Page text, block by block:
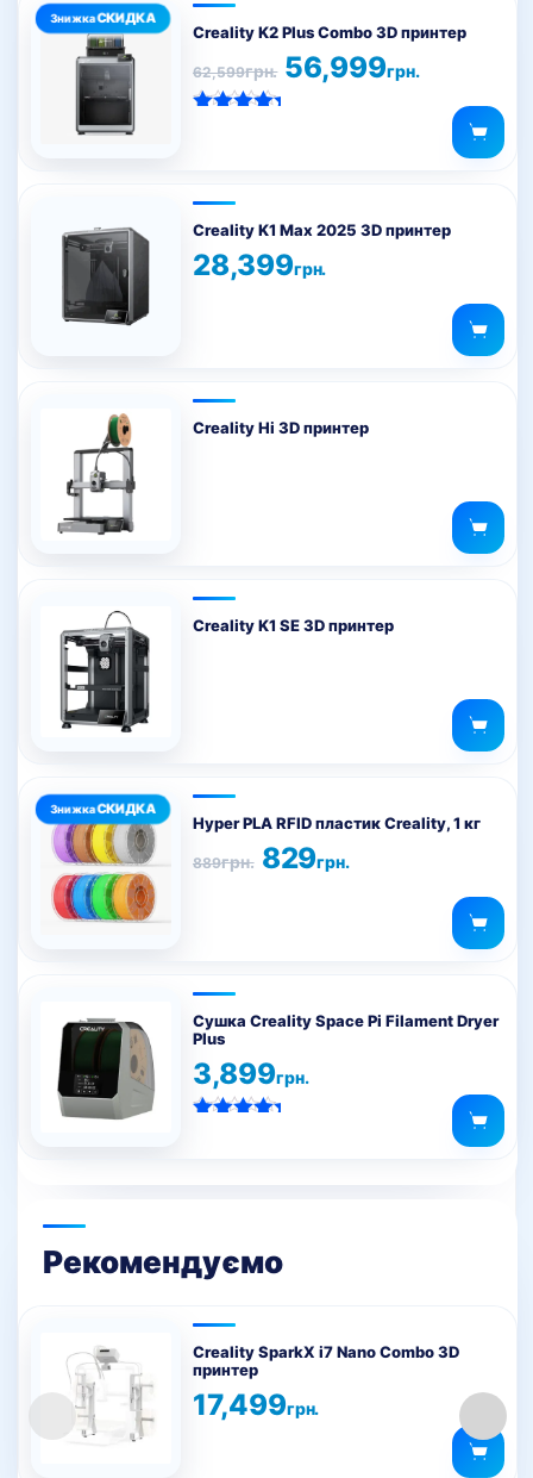
на
сторінці
товару
Creality K2 Plus Combo 3D принтер
62,599грн.
Оригінальна
ціна:
62,599грн..
56,999грн.
Поточна
ціна:
56,999грн..
Creality K1 Max 2025 3D принтер
28,399грн.
Creality Hi 3D принтер
Creality K1 SE 3D принтер
Hyper PLA RFID пластик Creality, 1 кг
889грн.
Оригінальна
ціна:
829грн.
Поточна
ціна:
Цей
товар
має
кілька
варіантів.
сторінці
товару
Сушка Creality Space Pi Filament Dryer
Plus
3,899грн.
Рекомендуємо
Creality SparkX i7 Nano Combo 3D
принтер
17,499грн.